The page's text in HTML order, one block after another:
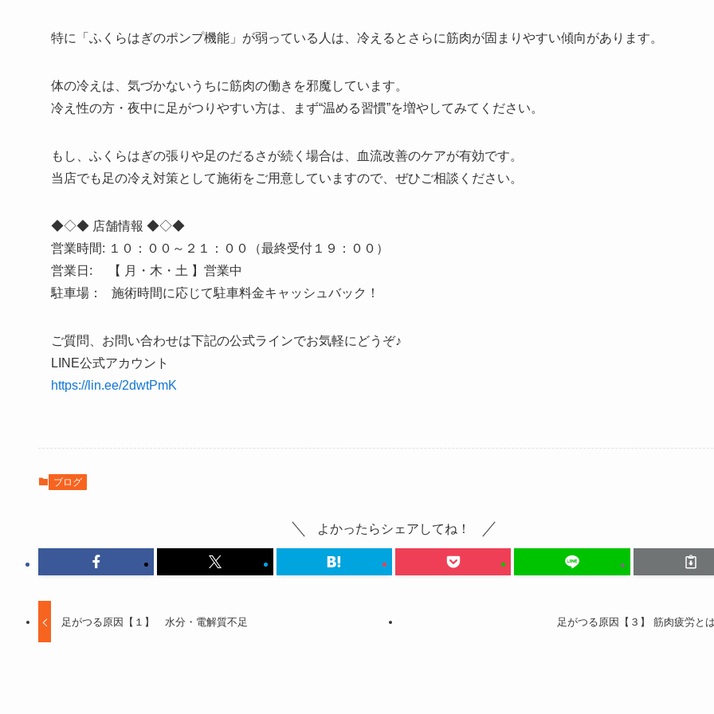
特に「ふくらはぎのポンプ機能」が弱っている人は、冷えるとさらに筋肉が固まりやすい傾向があります。
体の冷えは、気づかないうちに筋肉の働きを邪魔しています。
冷え性の方・夜中に足がつりやすい方は、まず“温める習慣”を増やしてみてください。
もし、ふくらはぎの張りや足のだるさが続く場合は、血流改善のケアが有効です。
当店でも足の冷え対策として施術をご用意していますので、ぜひご相談ください。
◆◇◆ 店舗情報 ◆◇◆
営業時間: １０：００～２１：００（最終受付１９：００）
営業日: 【 月・木・土 】営業中
駐車場： 施術時間に応じて駐車料金キャッシュバック！
ご質問、お問い合わせは下記の公式ラインでお気軽にどうぞ♪
LINE公式アカウント
https://lin.ee/2dwtPmK
ブログ
よかったらシェアしてね！
足がつる原因【１】 水分・電解質不足 足がつる原因【３】 筋肉疲労と